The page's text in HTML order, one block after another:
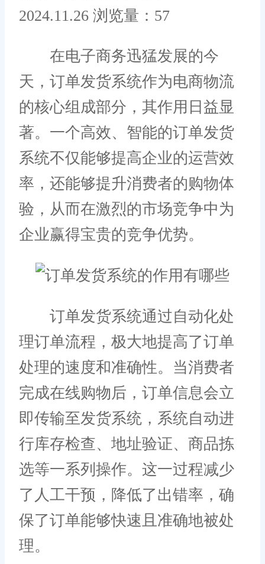
2024.11.26 浏览量：57
在电子商务迅猛发展的今
天，订单发货系统作为电商物流
的核心组成部分，其作用日益显
著。一个高效、智能的订单发货
系统不仅能够提高企业的运营效
率，还能够提升消费者的购物体
验，从而在激烈的市场竞争中为
企业赢得宝贵的竞争优势。
订单发货系统通过自动化处
理订单流程，极大地提高了订单
处理的速度和准确性。当消费者
完成在线购物后，订单信息会立
即传输至发货系统，系统自动进
行库存检查、地址验证、商品拣
选等一系列操作。这一过程减少
了人工干预，降低了出错率，确
保了订单能够快速且准确地被处
理。